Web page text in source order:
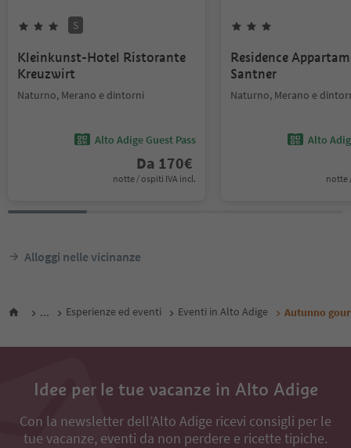
S
Kleinkunst-Hotel Ristorante
Kreuzwirt
Naturno, Merano e dintorni
Alto Adige Guest Pass
Da 170€
notte / ospiti IVA incl.
Residence
Santner
Naturno, Merano e
Alto
notte
Alloggi nelle vicinanze
... Esperienze ed eventi Eventi in Alto Adige Autunno
Idee per le tue vacanze in Alto Adige
Con la newsletter dell’Alto Adige ricevi consigli per le
tue vacanze, eventi da non perdere e ricette tipiche.